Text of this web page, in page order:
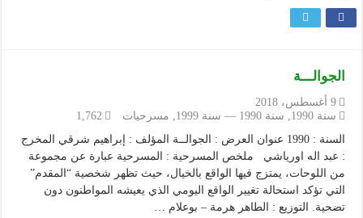
الجوالـــة
9 أغسطس، 2018
سنة 1990
, سنة 1990 — سنة 1999 , مسرحيات
1,762
السنة : 1990 عنوان العرض : الجوالــة المؤلف : إبراهيم شرقي المخرج
: عبد اله اورياشي ملخص المسرحية : المسرحية عبارة عن مجموعة
من اللوحات، يمتزج فيها الواقع بالخيال، حيث تظهر شخصية “المقدم”
التي تؤكد استحالة تغيير الواقع اليومي الذي يعيشه المواطنون دون
تضحية. التوزيع : الطاهر هرمة – بوعلام …